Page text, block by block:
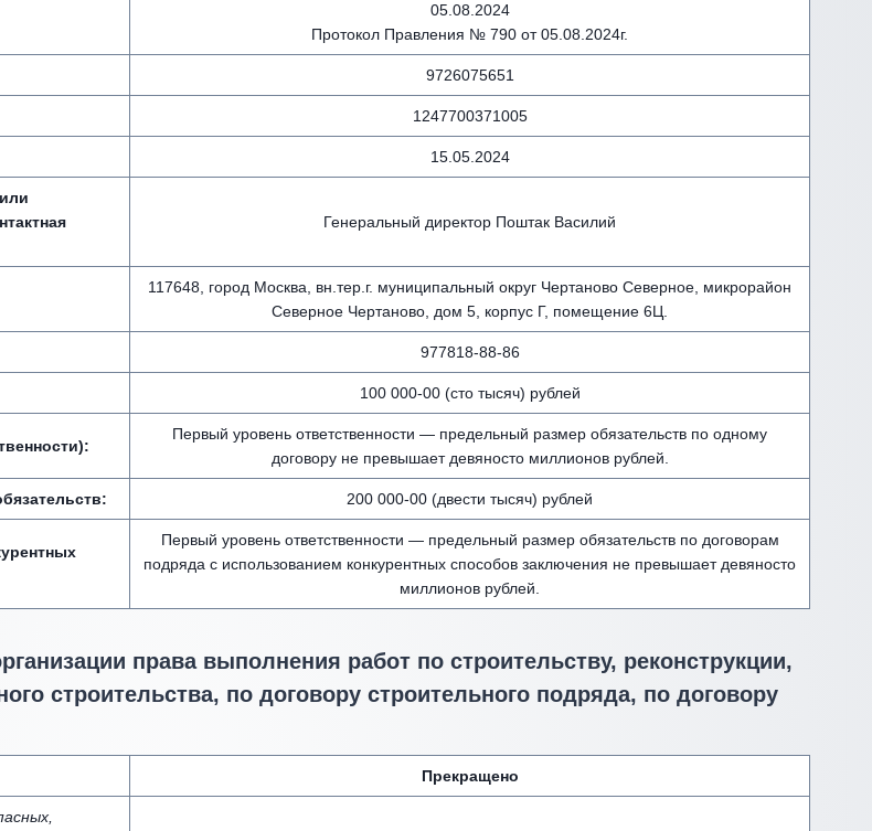
05.08.2024
Протокол Правления № 790 от 05.08.2024г.
9726075651
1247700371005
15.05.2024
Генеральный директор Поштак Василий
117648, город Москва, вн.тер.г. муниципальный округ Чертаново Северное, микрорайон
Северное Чертаново, дом 5, корпус Г, помещение 6Ц.
977818-88-86
100 000-00 (сто тысяч) рублей
Первый уровень ответственности — предельный размер обязательств по одному
договору не превышает девяносто миллионов рублей.
200 000-00 (двести тысяч) рублей
Первый уровень ответственности — предельный размер обязательств по договорам
подряда с использованием конкурентных способов заключения не превышает девяносто
миллионов рублей.
права выполнения работ по строительству, реконструкции,
строительства, по договору строительного подряда, по договору
Прекращено